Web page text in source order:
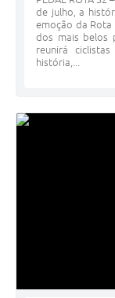
de julho, a
emoção da Rota
dos mais belos
reunirá
história,...